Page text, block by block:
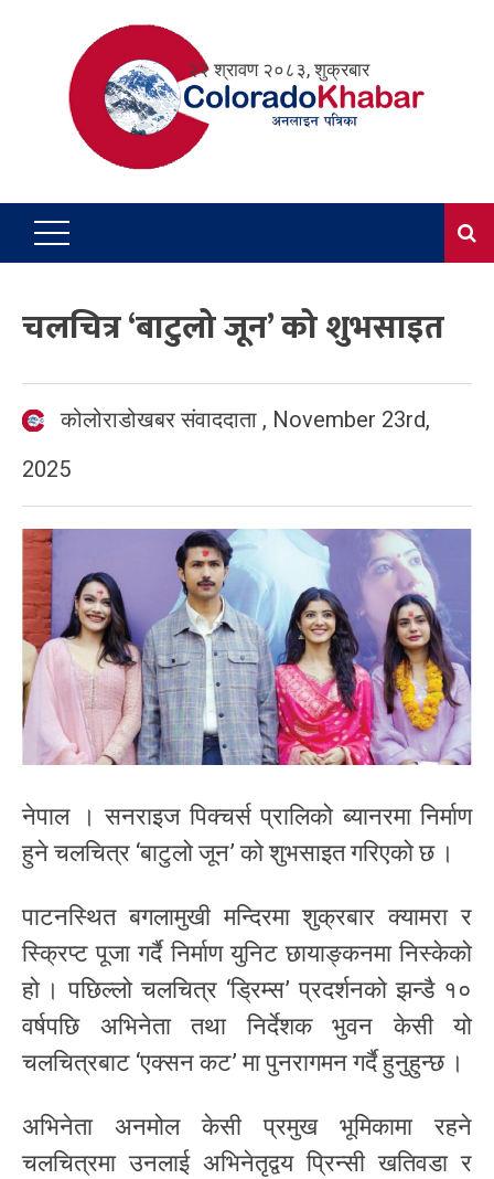
२२ श्रावण २०८३, शुक्रबार
चलचित्र ‘बाटुलो जून’ को शुभसाइत
कोलोराडोखबर संवाददाता , November 23rd,
2025
नेपाल । सनराइज पिक्चर्स प्रालिको ब्यानरमा निर्माण
हुने चलचित्र ‘बाटुलो जून’ को शुभसाइत गरिएको छ ।
पाटनस्थित बगलामुखी मन्दिरमा शुक्रबार क्यामरा र
स्क्रिप्ट पूजा गर्दै निर्माण युनिट छायाङ्कनमा निस्केको
हो । पछिल्लो चलचित्र ‘ड्रिम्स’ प्रदर्शनको झन्डै १०
वर्षपछि अभिनेता तथा निर्देशक भुवन केसी यो
चलचित्रबाट ‘एक्सन कट’ मा पुनरागमन गर्दै हुनुहुन्छ ।
अभिनेता अनमोल केसी प्रमुख भूमिकामा रहने
चलचित्रमा उनलाई अभिनेतृद्वय प्रिन्सी खतिवडा र